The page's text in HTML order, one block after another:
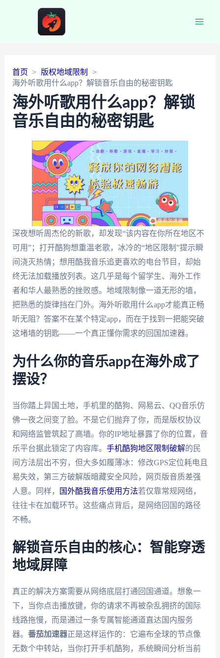
首页
版权地域限制
海外听歌用什么app？解锁音乐自由的秘密钥匙
海外听歌用什么app？解锁
音乐自由的秘密钥匙
深夜想听周杰伦的新歌，却发现“该内容在你所在地区不
可用”；打开酷狗想重温老歌，冰冷的“地区限制”提示瞬
间浇灭热情；想用酷我音乐追更喜欢的电台节目，却始
终无法加载播放列表。这几乎是每个留学生、海外工作
者和华人最熟悉的挫败感。地域限制像一道无形的墙，
把熟悉的旋律挡在门外。海外听歌用什么app才能真正畅
听无阻？答案不在某个特定app，而在于找到一把能突破
这堵墙的钥匙——一个真正懂你需求的回国加速器。
为什么你的音乐app在海外成了
摆设？
当你踏上异国土地，手机里的酷狗、网易云、QQ音乐仿
佛一夜之间变了脸。不是它们抛弃了你，而是版权协议
和网络监管筑起了高墙。你的IP地址暴露了你的位置，音
乐平台据此锁定了内容库。 手机酷狗地区限制破解的民
间方法层出不穷，但大多如履薄冰：修改GPS定位耗电且
易失效，第三方破解版暗藏安全风险，网页版音质差强
人意。同样，
国外酷我音乐使用方法若仅靠常规网络，
往往卡在加载环节。这些痛点背后，是网络回国的路径
不畅。
解锁音乐自由的核心：智能穿透
地域屏障
真正的解决方案需要从网络底层打通回国通道。想象一
下，当你点击播放键，你的请求不再被杂乱拥挤的国际
线路拖慢，而是通过一条专属智能通道直达国内服务
器。 番茄加速器正是这样运作的：它遍布全球的节点像
无数个中转站，当你打开手机酷狗，系统瞬间分析当前